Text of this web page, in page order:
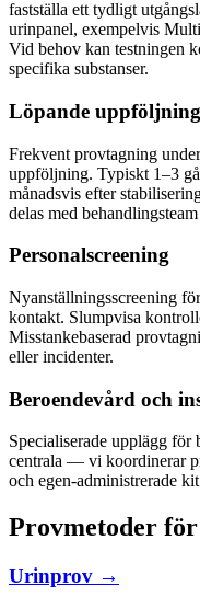
fastställa ett tydligt
urinpanel, exempelvis
Vid behov kan testningen
specifika substanser.
Löpande uppföljning
Frekvent provtagning
uppföljning. Typiskt 1–3
månadsvis efter
delas med
Personalscreening
Nyanställningsscreening
kontakt. Slumpvisa
Misstankebaserad
eller incidenter.
Beroendevård och
Specialiserade upplägg för
centrala — vi koordinerar
och egen-administrerade
Provmetoder
Urinprov →